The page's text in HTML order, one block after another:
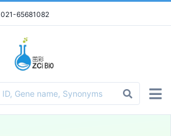
021-65681082